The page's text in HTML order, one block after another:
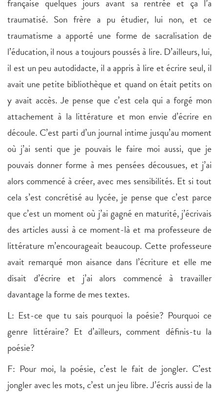
française quelques jours avant sa rentrée et ça l’a
traumatisé. Son frère a pu étudier, lui non, et ce
traumatisme a apporté une forme de sacralisation de
l’éducation, il nous a toujours poussés à lire. D’ailleurs, lui,
il est un peu autodidacte, il a appris à lire et écrire seul, il
avait une petite bibliothèque et quand on était petits on
y avait accès. Je pense que c’est cela qui a forgé mon
attachement à la littérature et mon envie d’écrire en
découle. C’est parti d’un journal intime jusqu’au moment
où j’ai senti que je pouvais le faire moi aussi, que je
pouvais donner forme à mes pensées décousues, et j’ai
alors commencé à créer, avec mes sensibilités. Et si tout
cela s’est concrétisé au lycée, je pense que c’est parce
que c’est un moment où j’ai gagné en maturité, j’écrivais
des articles aussi à ce moment-là et ma professeure de
littérature m’encourageait beaucoup. Cette professeure
avait remarqué mon aisance dans l’écriture et elle me
disait d’écrire et j’ai alors commencé à travailler
davantage la forme de mes textes.
L: Est-ce que tu sais pourquoi la poésie? Pourquoi ce
genre littéraire? Et d’ailleurs, comment définis-tu la
poésie?
F: Pour moi, la poésie, c’est le fait de jongler. C’est
jongler avec les mots, c’est un jeu libre. J’écris aussi de la